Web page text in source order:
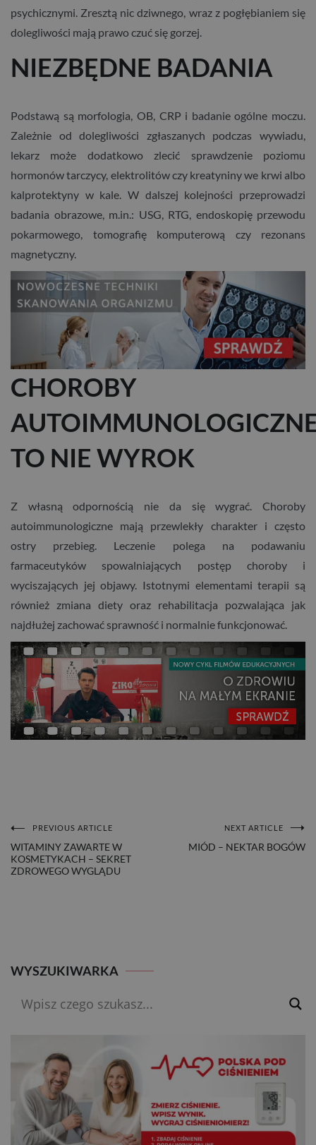
psychicznymi. Zresztą nic dziwnego, wraz z pogłębianiem się
dolegliwości mają prawo czuć się gorzej.
NIEZBĘDNE BADANIA
Podstawą są morfologia, OB, CRP i badanie ogólne moczu.
Zależnie od dolegliwości zgłaszanych podczas wywiadu,
lekarz może dodatkowo zlecić sprawdzenie poziomu
hormonów tarczycy, elektrolitów czy kreatyniny we krwi albo
kalprotektyny w kale. W dalszej kolejności przeprowadzi
badania obrazowe, m.in.: USG, RTG, endoskopię przewodu
pokarmowego, tomografię komputerową czy rezonans
magnetyczny.
CHOROBY
TO NIE WYROK
Z własną odpornością nie da się wygrać. Choroby
autoimmunologiczne mają przewlekły charakter i często
ostry przebieg. Leczenie polega na podawaniu
farmaceutyków spowalniających postęp choroby i
wyciszających jej objawy. Istotnymi elementami terapii są
również zmiana diety oraz rehabilitacja pozwalająca jak
najdłużej zachować sprawność i normalnie funkcjonować.
NAWIGACJA
WPISU
PREVIOUS ARTICLE
WITAMINY ZAWARTE W
KOSMETYKACH – SEKRET
ZDROWEGO WYGLĄDU
NEXT ARTICLE
MIÓD – NEKTAR BOGÓW
WYSZUKIWARKA